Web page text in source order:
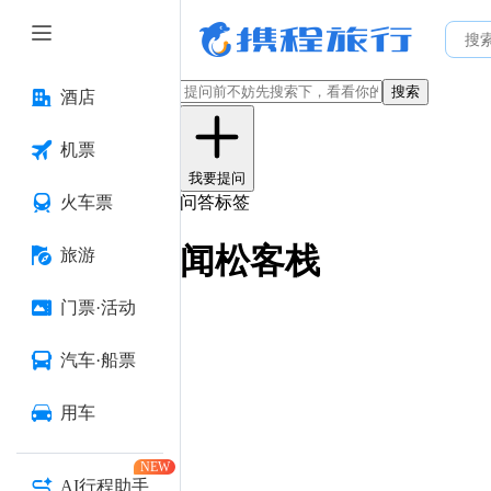
酒店
机票
火车票
旅游
门票·活动
汽车·船票
用车
AI行程助手
NEW
搜索
我要提问
问答标签
闻松客栈